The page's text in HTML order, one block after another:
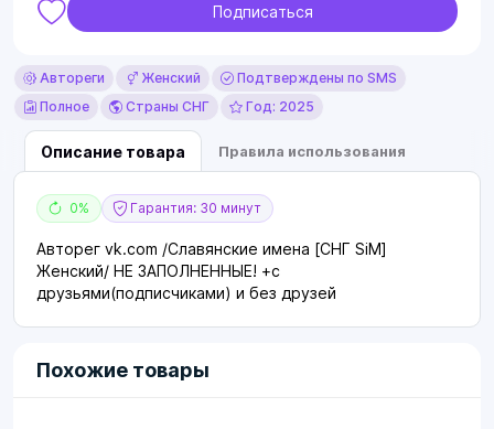
Подписаться
Автореги Женский
Подтверждены по SMS
Полное
Страны СНГ Год: 2025
Описание товара Правила использования
0% Гарантия: 30 минут
Авторег vk.com /Славянские имена [СНГ SiM]
Женский/ НЕ ЗАПОЛНЕННЫЕ! +с
друзьями(подписчиками) и без друзей
Похожие товары